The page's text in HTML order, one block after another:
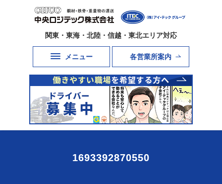
関東・東海・北陸・信越・東北エリア対応
メニュー 各営業所案内
1693392870550